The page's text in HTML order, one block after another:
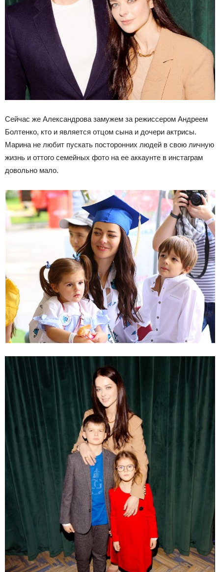
Сейчас же Александрова замужем за режиссером Андреем
Болтенко, кто и является отцом сына и дочери актрисы.
Марина не любит пускать посторонних людей в свою личную
жизнь и оттого семейных фото на ее аккаунте в инстаграм
довольно мало.